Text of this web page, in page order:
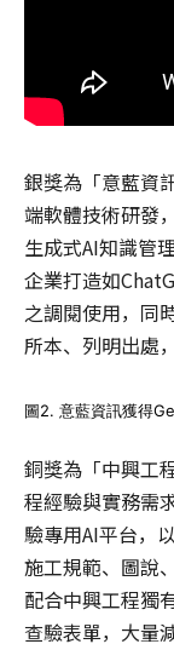
銀獎為「意藍資
端軟體技術研發
生成式AI知識管
企業打造如
之調閱使用，同
所本、列明出處
圖2. 意藍資訊獲得
銅獎為「中興工
程經驗與實務需
驗專用AI平台，
施工規範、圖說
配合中興工程獨
查驗表單，大量